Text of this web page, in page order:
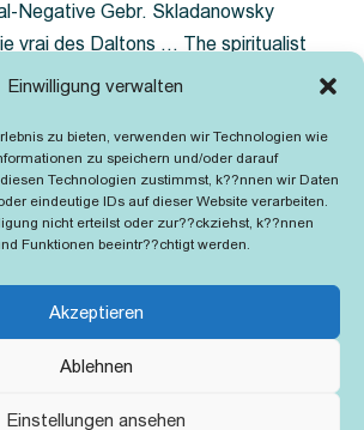
Einwilligung verwalten
zu bieten, verwenden wir Technologien wie
zu speichern und/oder darauf
Technologien zustimmst, k??nnen wir Daten
eindeutige IDs auf dieser Website verarbeiten.
nicht erteilst oder zur??ckziehst, k??nnen
Funktionen beeintr??chtigt werden.
Akzeptieren
Ablehnen
Einstellungen ansehen
Negative Gebr. Skladanowsky
vrai des Daltons … The spiritualist
… Feuer im Fjord … The Song of the
… Tolstoy … Grün ist die Heide …
… Mütter verzaget nicht …